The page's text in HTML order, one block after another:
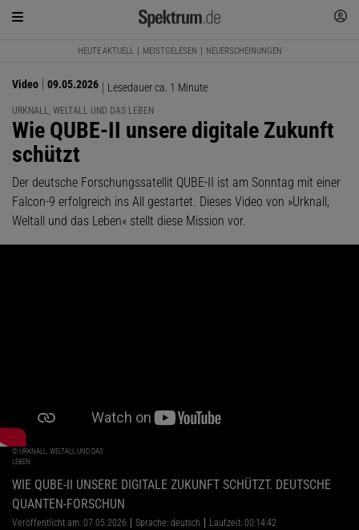
HEUTE AKTUELL MEISTGELESEN NEUERSCHEINUNGEN
Video 09.05.2026 Lesedauer ca. 1 Minute
URKNALL, WELTALL UND DAS LEBEN
:
Wie QUBE-II unsere digitale Zukunft
schützt
Der deutsche Forschungssatellit QUBE-II ist am Sonntag mit einer
Falcon-9 erfolgreich ins All gestartet. Dieses Video von »Urknall,
Weltall und das Leben« stellt diese Mission vor.
© URKNALL, WELTALL UND DAS
LEBEN
WIE QUBE-II UNSERE DIGITALE ZUKUNFT SCHÜTZT. DEUTSCHE
QUANTEN-FORSCHUN
Veröffentlicht am: 07.05.2026 Sprache: deutsch Laufzeit: 00:14:42